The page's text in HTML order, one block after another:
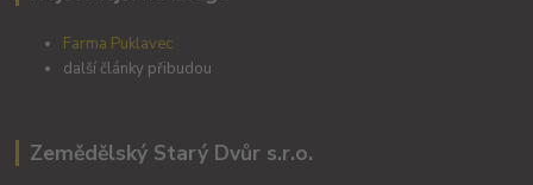
Farma Puklavec
další články přibudou
Zemědělský Starý Dvůr s.r.o.